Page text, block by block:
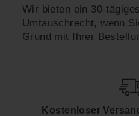
Wir bieten ein 30-
Umtauschrecht, wenn
Grund mit Ihrer
Kostenloser